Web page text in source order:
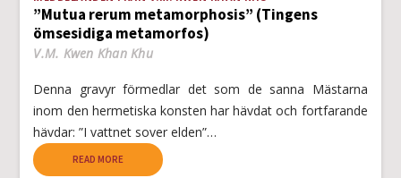
”Mutua rerum metamorphosis” (Tingens
ömsesidiga metamorfos)
V.M. Kwen Khan Khu
Denna gravyr förmedlar det som de sanna Mästarna
inom den hermetiska konsten har hävdat och fortfarande
hävdar: ”I vattnet sover elden”…
READ MORE